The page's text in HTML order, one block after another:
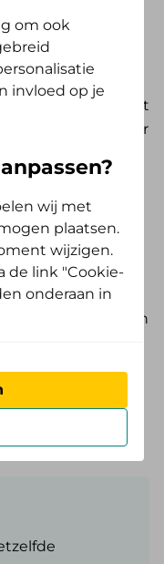
Zorgbelang
op deze
terecht als je
is
Je kunt
of bellen naar
483 24 32.
Neem eens
Hier vind je een
voor jeugd en
of
om ook
invloed op je
wij met
plaatsen.
wijzigen.
de link "Cookie-
onderaan in